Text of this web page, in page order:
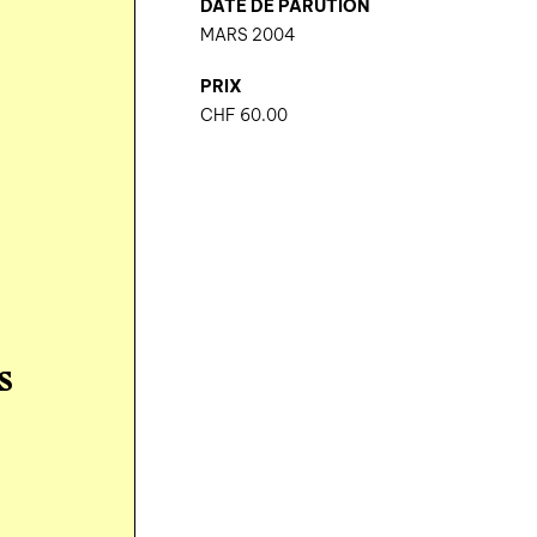
DATE DE PARUTION
MARS 2004
PRIX
CHF 60.00